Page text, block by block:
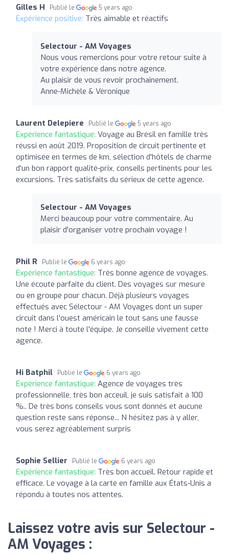
Gilles H Publié le 5 years ago
Expérience positive: Très aimable et réactifs
Selectour - AM Voyages
Nous vous remercions pour votre retour suite à
votre expérience dans notre agence.
Au plaisir de vous revoir prochainement.
Anne-Michèle & Véronique
Laurent Delepiere Publié le 5 years ago
Expérience fantastique: Voyage au Brésil en famille très
réussi en août 2019. Proposition de circuit pertinente et
optimisée en termes de km, sélection d'hôtels de charme
d'un bon rapport qualité-prix, conseils pertinents pour les
excursions. Très satisfaits du sérieux de cette agence.
Selectour - AM Voyages
Merci beaucoup pour votre commentaire. Au
plaisir d'organiser votre prochain voyage !
Phil R Publié le 6 years ago
Expérience fantastique: Très bonne agence de voyages.
Une écoute parfaite du client. Des voyages sur mesure
ou en groupe pour chacun. Déjà plusieurs voyages
effectués avec Sélectour - AM Voyages dont un super
circuit dans l'ouest américain le tout sans une fausse
note ! Merci à toute l'équipe. Je conseille vivement cette
agence.
Hi Batphil Publié le 6 years ago
Expérience fantastique: Agence de voyages très
professionnelle, très bon acceuil, je suis satisfait à 100
%.. De très bons conseils vous sont donnés et aucune
question reste sans réponse... N hésitez pas à y aller,
vous serez agréablement surpris
Sophie Sellier Publié le 6 years ago
Expérience fantastique: Très bon accueil. Retour rapide et
efficace. Le voyage à la carte en famille aux États-Unis a
répondu à toutes nos attentes.
Laissez votre avis sur Selectour -
AM Voyages :